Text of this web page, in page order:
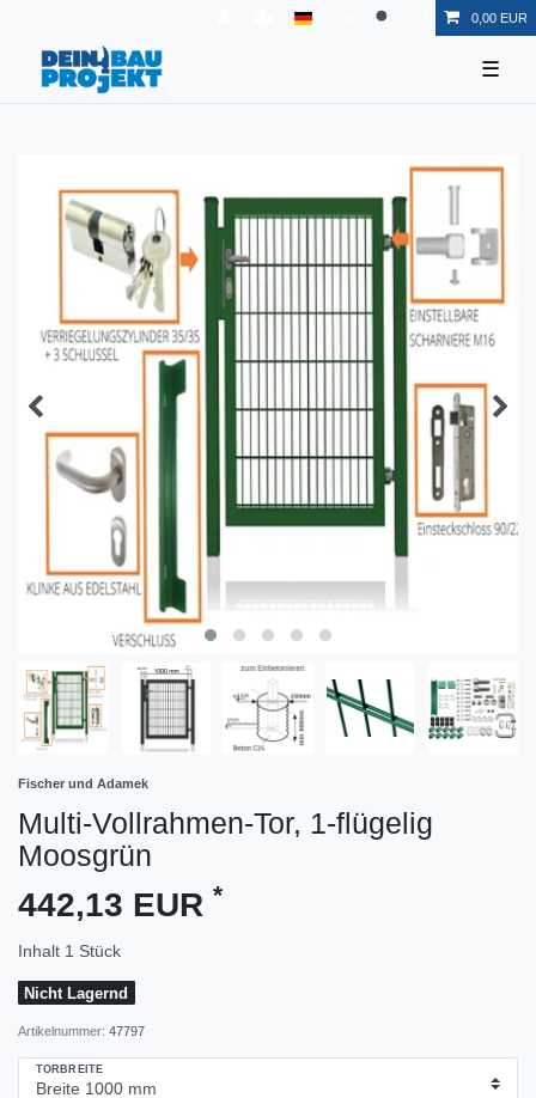
0,00 EUR
☰
Fischer und Adamek
Multi-Vollrahmen-Tor, 1-flügelig
Moosgrün
442,13 EUR *
Inhalt 1 Stück
Nicht Lagernd
Artikelnummer: 47797
TORBREITE